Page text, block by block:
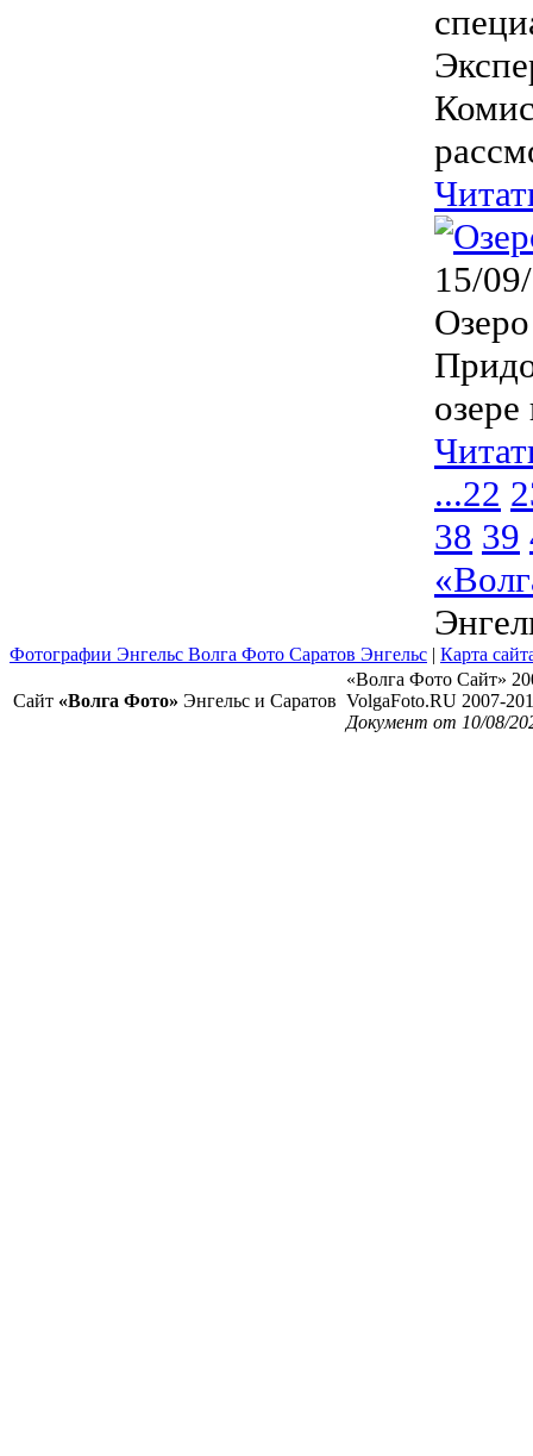
15/
...22
38 39
Фотографии Энгельс Волга Фото Саратов Энгельс | Карта
Сайт «Волга Фото» Энгельс и Саратов
«Волга Фото Сайт»
VolgaFoto.RU 2007-
Документ от 10/08/